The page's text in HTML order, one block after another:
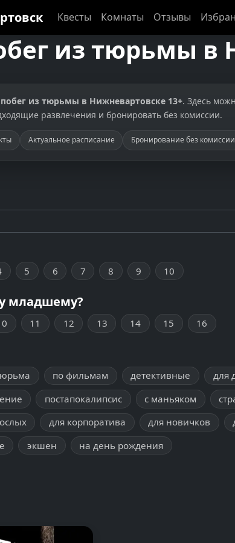
Квесты Комнаты Отзывы
из тюрьмы в
из тюрьмы в Нижневартовске 13+. Здесь
развлечения и бронировать без комиссии.
Актуальное расписание Бронирование без комиссии
5 6 7 8 9 10
младшему?
11 12 13 14 15 16
по фильмам детективные для
постапокалипсис с маньяком
для корпоратива для новичков
экшен на день рождения